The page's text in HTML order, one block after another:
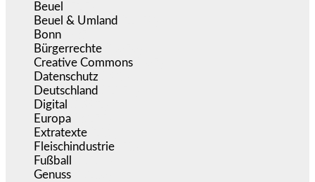
Beuel
Beuel & Umland
Bonn
Bürgerrechte
Creative Commons
Datenschutz
Deutschland
Digital
Europa
Extratexte
Fleischindustrie
Fußball
Genuss